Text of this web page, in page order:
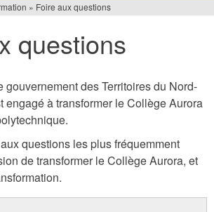
» Foire aux questions
questions
gouvernement des Territoires du Nord-
engagé à transformer le Collège Aurora
questions les plus fréquemment
de transformer le Collège Aurora, et